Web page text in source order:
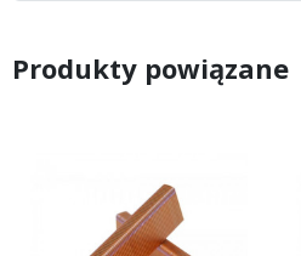
Produkty powiązane